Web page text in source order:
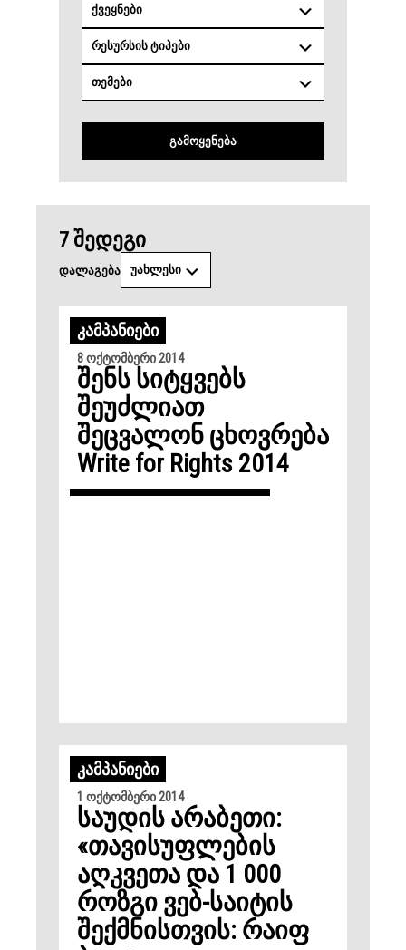
ᲥᲕᲔᲧᲜᲔᲑᲘ
ᲠᲔᲡᲣᲠᲡᲘᲡ ᲢᲘᲞᲔᲑᲘ
ᲗᲔᲛᲔᲑᲘ
ᲒᲐᲛᲝᲧᲔᲜᲔᲑᲐ
7 შედეგი
ᲓᲐᲚᲐᲒᲔᲑᲐ ᲣᲐᲮᲚᲔᲡᲘ
ᲙᲐᲛᲞᲐᲜᲘᲔᲑᲘ
8 ოქტომბერი 2014
შენს სიტყვებს
შეუძლიათ
შეცვალონ ცხოვრება
Write for Rights 2014
ᲙᲐᲛᲞᲐᲜᲘᲔᲑᲘ
1 ოქტომბერი 2014
საუდის არაბეთი:
«თავისუფლების
აღკვეთა და 1 000
როზგი ვებ-საიტის
შექმნისთვის: რაიფ